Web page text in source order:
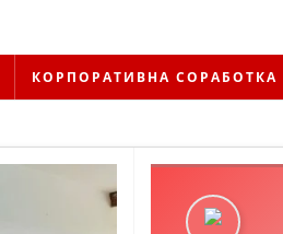
КОРПОРАТИВНА СОРАБОТКА